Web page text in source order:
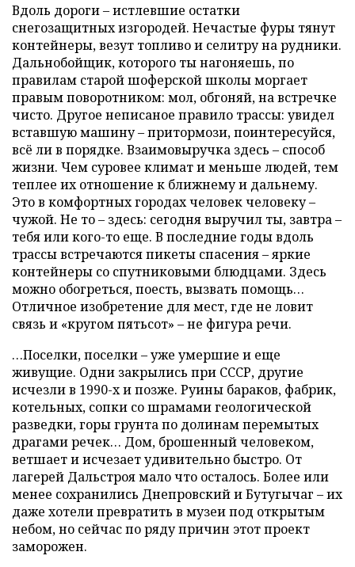
Вдоль дороги – истлевшие остатки
снегозащитных изгородей. Нечастые фуры тянут
контейнеры, везут топливо и селитру на рудники.
Дальнобойщик, которого ты нагоняешь, по
правилам старой шоферской школы моргает
правым поворотником: мол, обгоняй, на встречке
чисто. Другое неписаное правило трассы: увидел
вставшую машину – притормози, поинтересуйся,
всё ли в порядке. Взаимовыручка здесь – способ
жизни. Чем суровее климат и меньше людей, тем
теплее их отношение к ближнему и дальнему.
Это в комфортных городах человек человеку –
чужой. Не то – здесь: сегодня выручил ты, завтра –
тебя или кого-то еще. В последние годы вдоль
трассы встречаются пикеты спасения – яркие
контейнеры со спутниковыми блюдцами. Здесь
можно обогреться, поесть, вызвать помощь…
Отличное изобретение для мест, где не ловит
связь и «кругом пятьсот» – не фигура речи.
…Поселки, поселки – уже умершие и еще
живущие. Одни закрылись при СССР, другие
исчезли в 1990-х и позже. Руины бараков, фабрик,
котельных, сопки со шрамами геологической
разведки, горы грунта по долинам перемытых
драгами речек… Дом, брошенный человеком,
ветшает и исчезает удивительно быстро. От
лагерей Дальстроя мало что осталось. Более или
менее сохранились Днепровский и Бутугычаг – их
даже хотели превратить в музеи под открытым
небом, но сейчас по ряду причин этот проект
заморожен.